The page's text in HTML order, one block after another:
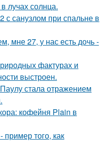
лучах солнца.
с санузлом при спальне в
мне 27, у нас есть дочь -
фактурах и
выстроен.
стала отражением
кофейня Plain в
того, как